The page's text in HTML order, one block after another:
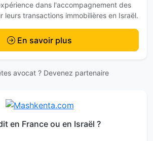
dans l'accompagnement des
leurs transactions immobilières en Israël.
En savoir plus
avocat ? Devenez partenaire
en France ou en Israël ?